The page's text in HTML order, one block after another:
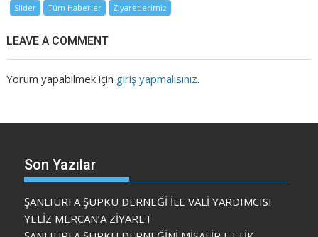
Slider Tüm Haberler Ziyaretlerimiz
LEAVE A COMMENT
Yorum yapabilmek için giriş yapmalısınız.
Son Yazılar
ŞANLIURFA ŞUPKU DERNEĞİ İLE VALİ YARDIMCISI
YELİZ MERCAN’A ZİYARET